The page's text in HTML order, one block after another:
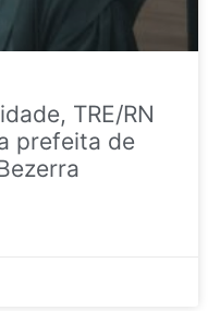
TRE/RN
prefeita de